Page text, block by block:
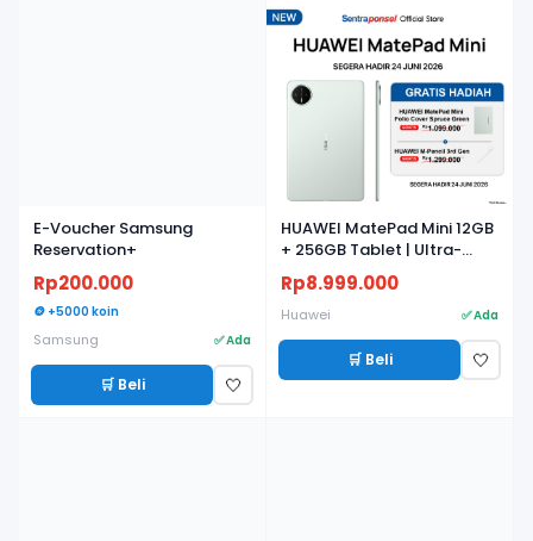
E-Voucher Samsung
Reservation+
Rp200.000
🪙 +5000 koin
Samsung ✅ Ada
🛒 Beli 🤍
HUAWEI MatePad Mini 12GB
+ 256GB Tablet | Ultra-
light, Ultra-thin | 8.8"
Flexible OLED PaperMatte
Display | AI WPS
Rp8.999.000
Huawei ✅ Ada
🛒 Beli 🤍